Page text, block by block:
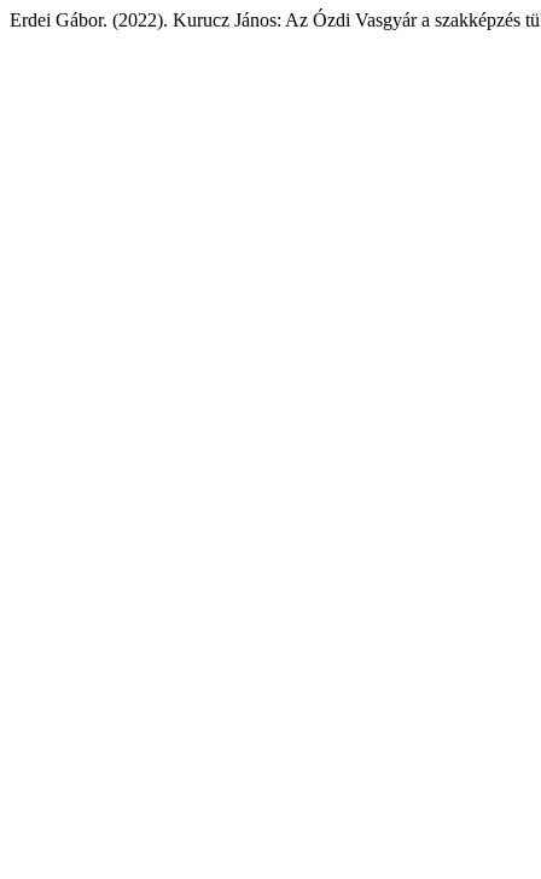
Erdei Gábor. (2022). Kurucz János: Az Ózdi Vasgyár a szakképzés